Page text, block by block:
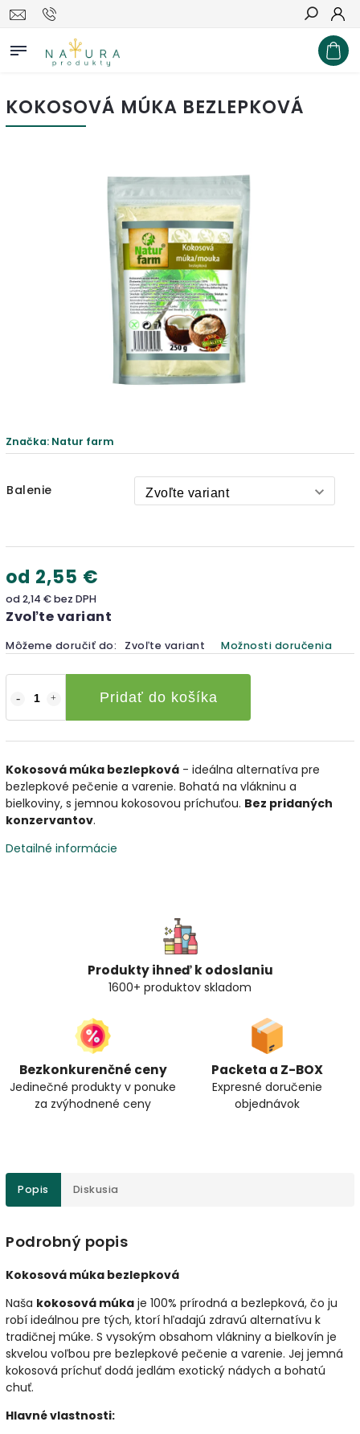
Hľadať
KOKOSOVÁ MÚKA BEZLEPKOVÁ
Značka: Natur farm
Balenie
od 2,55 €
od2,14 €bez DPH
Zvoľte variant
Môžeme doručiť do: Zvoľte variant Možnosti doručenia
Pridať do košíka
Kokosová múka bezlepková - ideálna alternatíva pre
bezlepkové pečenie a varenie. Bohatá na vlákninu a
bielkoviny, s jemnou kokosovou príchuťou. Bez pridaných
konzervantov.
Detailné informácie
Produkty ihneď k odoslaniu
1600+ produktov skladom
Bezkonkurenčné ceny
Jedinečné produkty v ponuke
za zvýhodnené ceny
Packeta a Z-BOX
Expresné doručenie
objednávok
Popis Diskusia
Podrobný popis
Kokosová múka bezlepková
Naša kokosová múka je 100% prírodná a bezlepková, čo ju
robí ideálnou pre tých, ktorí hľadajú zdravú alternatívu k
tradičnej múke. S vysokým obsahom vlákniny a bielkovín je
skvelou voľbou pre bezlepkové pečenie a varenie. Jej jemná
kokosová príchuť dodá jedlám exotický nádych a bohatú
chuť.
Hlavné vlastnosti: